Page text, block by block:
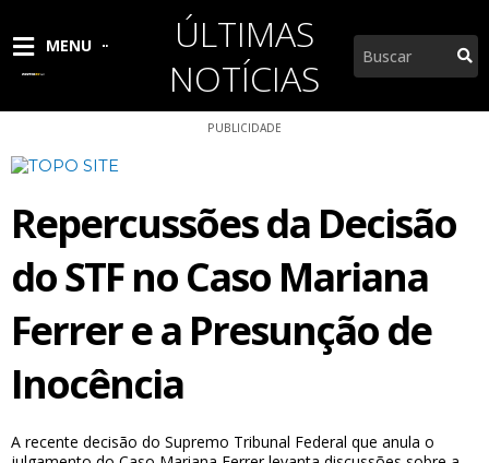
MENU
ÚLTIMAS
NOTÍCIAS
Pesquisar
PUBLICIDADE
Repercussões da Decisão
do STF no Caso Mariana
Ferrer e a Presunção de
Inocência
A recente decisão do Supremo Tribunal Federal que anula o